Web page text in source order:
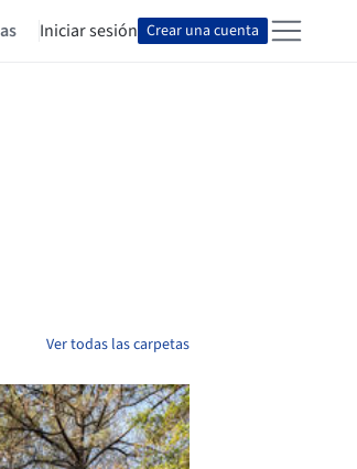
Iniciar sesión Crear una cuenta
Ver todas las carpetas